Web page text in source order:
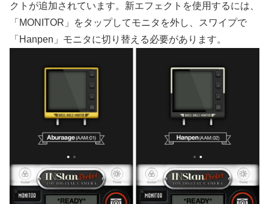
クトが追加されています。新エフェクトを使用するには、
「MONITOR」をタップしてモニタを外し、スワイプで
「Hanpen」モニタに切り替える必要があります。